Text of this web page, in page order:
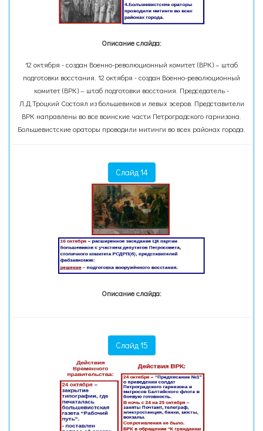
Описание слайда:
12 октября - создан Военно-революционный комитет (ВРК) – штаб
подготовки восстания. 12 октября - создан Военно-революционный
комитет (ВРК) – штаб подготовки восстания. Председатель -
Л.Д.Троцкий Состоял из большевиков и левых эсеров. Представители
ВРК направлены во все воинские части Петроградского гарнизона.
Большевистские ораторы проводили митинги во всех районах города.
Слайд 14
Описание слайда:
Слайд 15